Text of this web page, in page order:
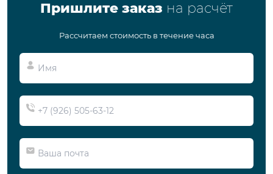
Пришлите заказ на расчёт
Рассчитаем стоимость в течение часа